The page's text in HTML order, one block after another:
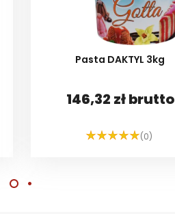
Pasta DAKTYL 3kg
146,32 zł brutto
(0)